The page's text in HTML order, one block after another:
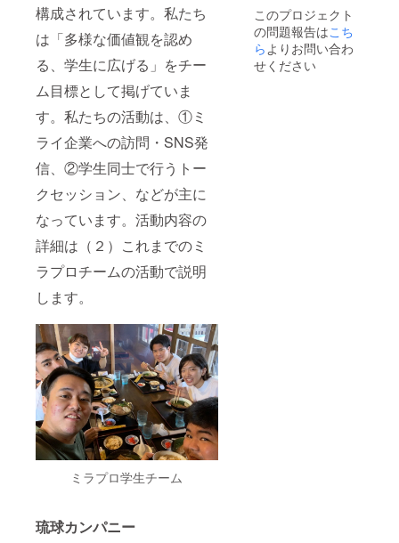
構成されています。私たち
は「多様な価値観を認め
る、学生に広げる」をチー
ム目標として掲げていま
す。私たちの活動は、①ミ
ライ企業への訪問・SNS発
信、②学生同士で行うトー
クセッション、などが主に
なっています。活動内容の
詳細は（２）これまでのミ
ラプロチームの活動で説明
します。
ミラプロ学生チーム
琉球カンパニー
い。⑥
の色
は、イ
メージ
写真と
㎝ ※⑤
はホワ
イトと
チャ
コール
このプロジェクト
の問題報告はこち
らよりお問い合わ
せください